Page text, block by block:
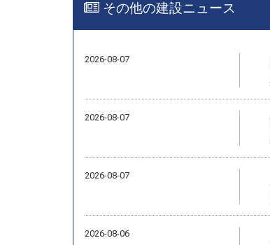
その他の建設ニュース
2026-08-07
2026-08-07
2026-08-07
2026-08-06